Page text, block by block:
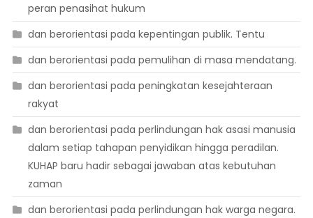
peran penasihat hukum
dan berorientasi pada kepentingan publik. Tentu
dan berorientasi pada pemulihan di masa mendatang.
dan berorientasi pada peningkatan kesejahteraan
rakyat
dan berorientasi pada perlindungan hak asasi manusia
dalam setiap tahapan penyidikan hingga peradilan.
KUHAP baru hadir sebagai jawaban atas kebutuhan
zaman
dan berorientasi pada perlindungan hak warga negara.